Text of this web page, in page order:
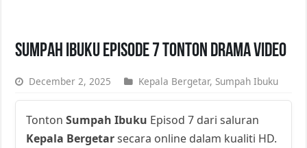
Sumpah Ibuku Episode 7 Tonton Drama Video
December 2, 2025 Kepala Bergetar, Sumpah Ibuku
TontonSumpah Ibuku Episod 7 dari saluran
Kepala Bergetarsecara online dalam kualiti HD.